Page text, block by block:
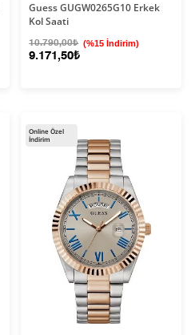
Guess GUGW0265G10 Erkek
Kol Saati
10.790,00₺ (%15 İndirim)
9.171,50₺
Online Özel
İndirim